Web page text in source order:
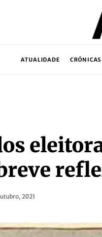
ATUALIDADE CRÓNICAS
2021